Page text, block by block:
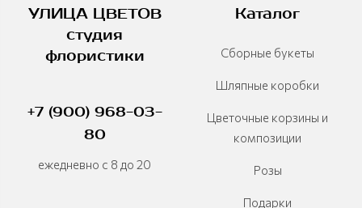
УЛИЦА ЦВЕТОВ
студия
флористики
+7 (900) 968-03-
80
ежедневно с 8 до 20
Каталог
Сборные букеты
Шляпные коробки
Цветочные корзины и
композиции
Розы
Подарки